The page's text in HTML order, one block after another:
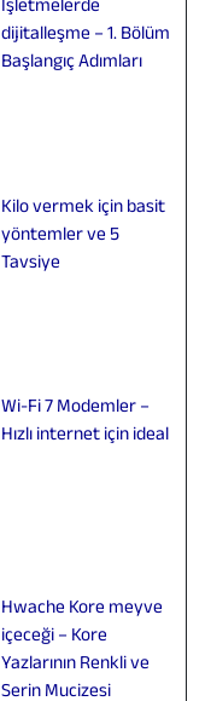
İşletmelerde
dijitalleşme – 1. Bölüm
Başlangıç Adımları
Kilo vermek için basit
yöntemler ve 5
Tavsiye
Wi-Fi 7 Modemler –
Hızlı internet için ideal
Hwache Kore meyve
içeceği – Kore
Yazlarının Renkli ve
Serin Mucizesi